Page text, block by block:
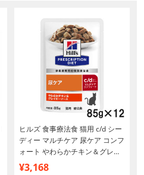
ヒルズ 食事療法食 猫用 c/d シー
ディー マルチケア 尿ケア コンフ
ォート やわらかチキン＆グレイ
ビーソース パウチ 85g×12
¥3,168